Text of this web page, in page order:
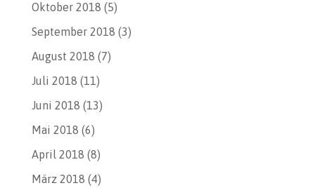
Oktober 2018 (5)
September 2018 (3)
August 2018 (7)
Juli 2018 (11)
Juni 2018 (13)
Mai 2018 (6)
April 2018 (8)
März 2018 (4)